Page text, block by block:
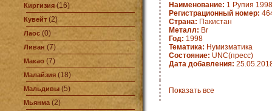
Киргизия(16)
Кувейт (2)
Лаос (0)
Ливан (7)
Макао (7)
Малайзия (18)
Мальдивы (5)
Мьянма (2)
Наименование: 1 Рупия
Регистрационный номер:
Страна: Пакистан
Металл: Br
Год: 1998
Тематика: Нумизматика
Состояние: UNC(пресс)
Дата добавления:
Показать все